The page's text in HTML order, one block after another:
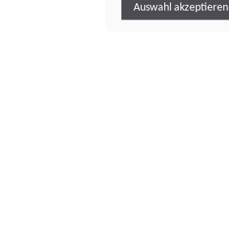
Auswahl akzeptieren